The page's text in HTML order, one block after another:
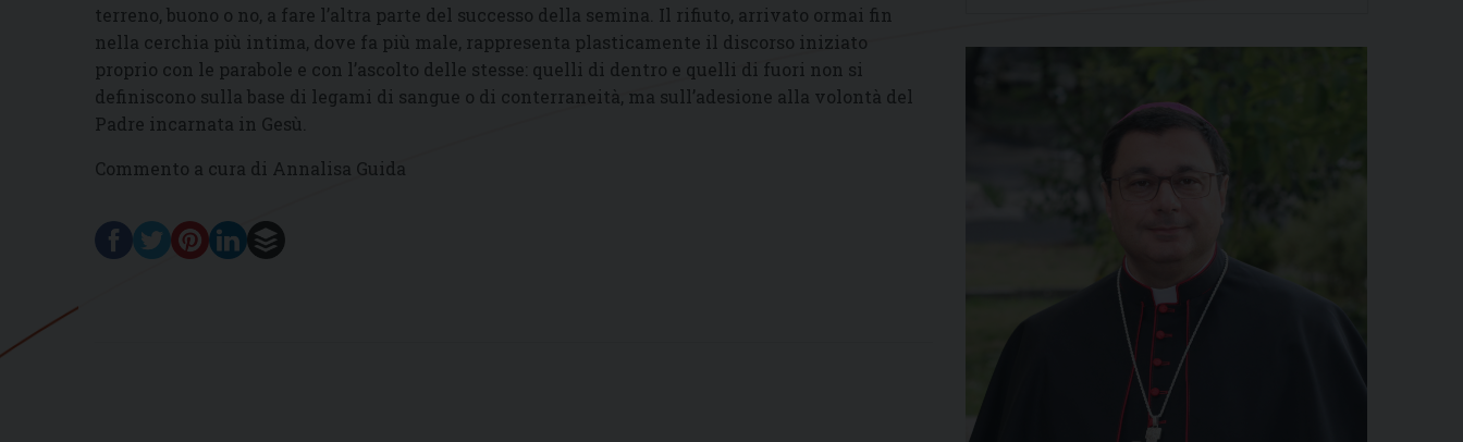
terreno, buono o no, a fare l’altra parte del successo della semina. Il rifiuto, arrivato ormai fin
nella cerchia più intima, dove fa più male, rappresenta plasticamente il discorso iniziato
proprio con le parabole e con l’ascolto delle stesse: quelli di dentro e quelli di fuori non si
definiscono sulla base di legami di sangue o di conterraneità, ma sull’adesione alla volontà del
Padre incarnata in Gesù.
Commento a cura di Annalisa Guida